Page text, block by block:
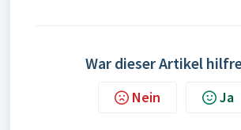
War dieser Artikel
Nein Ja